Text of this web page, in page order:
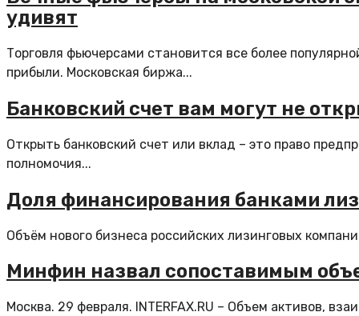
удивят
Торговля фьючерсами становится все более
прибыли. Московская биржа...
Банковский счет вам могут не
Открыть банковский счет или вклад – это право
полномочия...
Доля финансирования банками
Объём нового бизнеса российских лизинговых
Минфин назвал сопоставимым
Москва. 29 февраля. INTERFAX.RU – Объем активов,